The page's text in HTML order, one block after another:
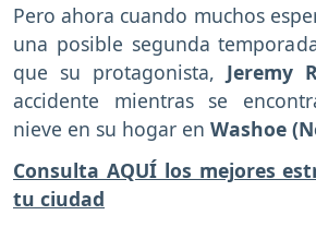
Pero ahora cuando muchos
una posible segunda
que su protagonista, Jeremy
accidente mientras se
nieve en su hogar en Washoe
Consulta AQUÍ los mejores
tu ciudad